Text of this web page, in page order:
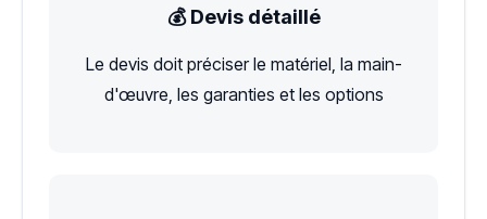
💰 Devis détaillé
Le devis doit préciser le matériel, la main-
d'œuvre, les garanties et les options